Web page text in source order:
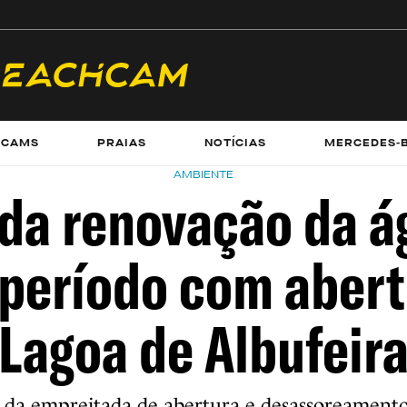
PRAIAS NOTÍCIAS MERCEDES-
AMBIENTE
renovação da
com
de